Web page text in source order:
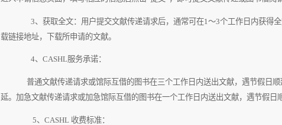
3、 获取全文：用户提交文献传递请求后，通常可在1 ～3个工作日内获得
载链接地址，下载所申请的文献。
4、 CASHL服务承诺：
普通文献传递请求或馆际互借的图书在三个工作日内送出文献，遇节假日
延。加急文献传递请求或加急馆际互借的图书在一个工作日内送出文献，遇节假日
5、 CASHL 收费标准：